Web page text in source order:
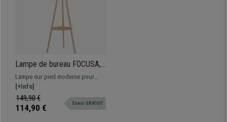
Lampe de bureau FOCUSA,
Sur Trépied en Bois,
Dimensions 48 x 48 x 153
cm, Gris
Lampe sur pied moderne pour
bureau avec éclairage.
Températures de couleur
réglables à l'aide d'une
[+Info]
149,90 €
114,90 € Envoi GRATUIT